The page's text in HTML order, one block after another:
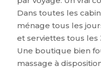
Dans toutes les
ménage tous les
et serviettes tous les
Une boutique bien
massage à